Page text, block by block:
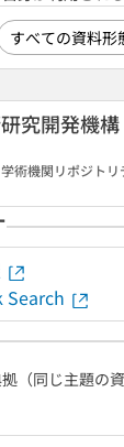
究開発機
術機関リポジト
Search
（同じ主題の